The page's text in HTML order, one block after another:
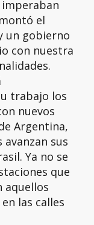
imperaban
el
un gobierno
con nuestra
trabajo los
nuevos
Argentina,
avanzan sus
Ya no se
que
aquellos
las calles